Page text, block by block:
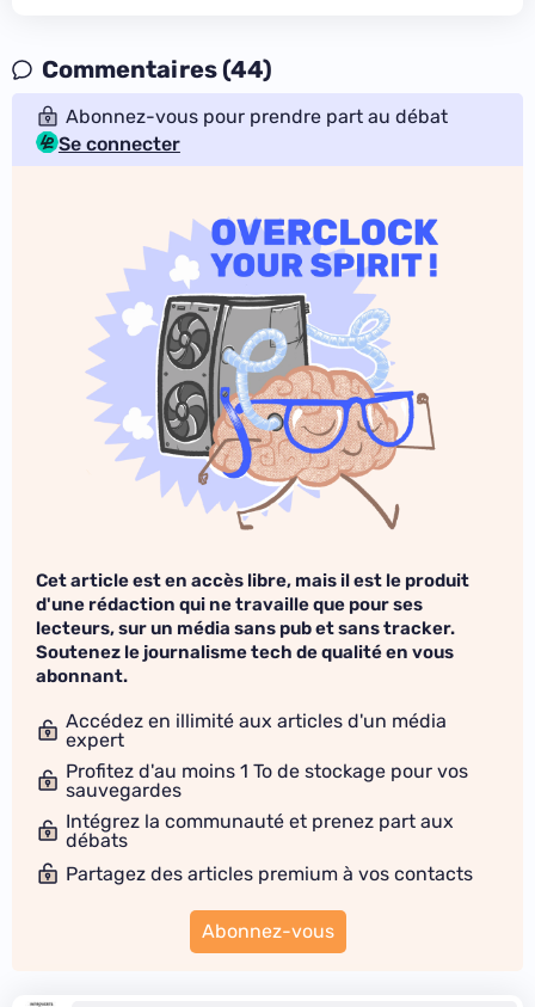
Commentaires (44)
Abonnez-vous pour prendre part au débat
Se connecter
Cet article est en accès libre, mais il est le produit
d'une rédaction qui ne travaille que pour ses
lecteurs, sur un média sans pub et sans tracker.
Soutenez le journalisme tech de qualité en vous
abonnant.
Accédez en illimité aux articles d'un média
expert
Profitez d'au moins 1 To de stockage pour vos
sauvegardes
Intégrez la communauté et prenez part aux
débats
Partagez des articles premium à vos contacts
Abonnez-vous